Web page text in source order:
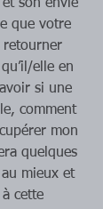
son envie
que votre
retourner
elle en
si une
comment
mon
quelques
mieux et
cette